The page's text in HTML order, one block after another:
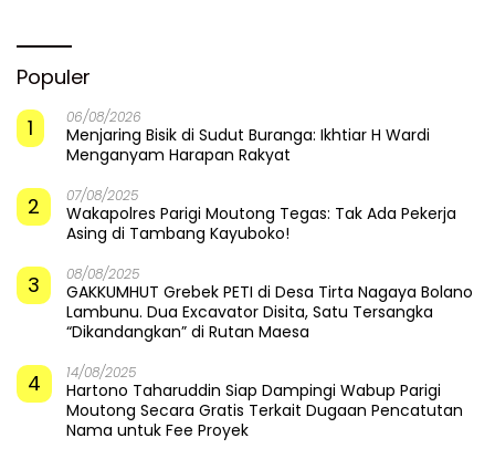
Populer
1
06/08/2026
Menjaring Bisik di Sudut Buranga: Ikhtiar H Wardi
Menganyam Harapan Rakyat
2 07/08/2025
Wakapolres Parigi Moutong Tegas: Tak Ada Pekerja
Asing di Tambang Kayuboko!
3 08/08/2025
GAKKUMHUT Grebek PETI di Desa Tirta Nagaya Bolano
Lambunu. Dua Excavator Disita, Satu Tersangka
“Dikandangkan” di Rutan Maesa
4 14/08/2025
Hartono Taharuddin Siap Dampingi Wabup Parigi
Moutong Secara Gratis Terkait Dugaan Pencatutan
Nama untuk Fee Proyek